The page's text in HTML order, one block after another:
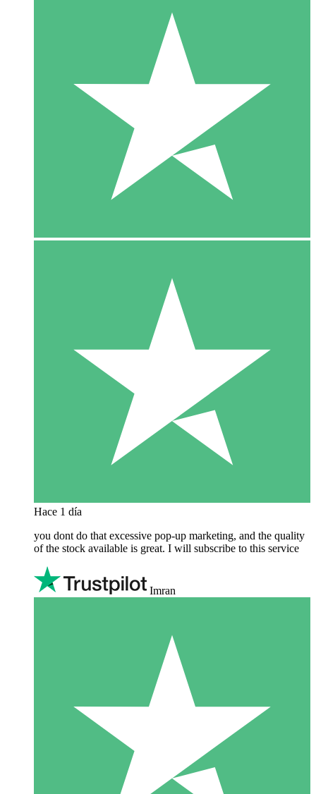
Hace 1 día
you dont do that excessive pop-up marketing, and the quality
of the stock available is great. I will subscribe to this service
Imran